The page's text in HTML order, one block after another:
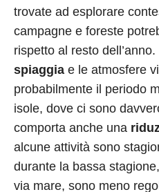
trovate ad esplorare
campagne e foreste
rispetto al resto
spiaggia e le atmosfere
probabilmente il periodo
isole, dove ci sono
comporta anche una
alcune attività sono
durante la bassa
via mare, sono meno